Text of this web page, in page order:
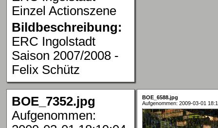
Einzel Actionszene
Bildbeschreibung:
ERC Ingolstadt
Saison 2007/2008 -
Felix Schütz
BOE_7352.jpg
Aufgenommen:
BOE_6588.jpg
Aufgenommen: 2009-03-01